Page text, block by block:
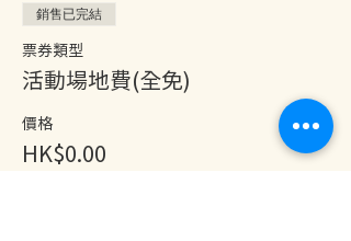
銷售已完結
票券類型
活動場地費(全免)
價格
HK$0.00